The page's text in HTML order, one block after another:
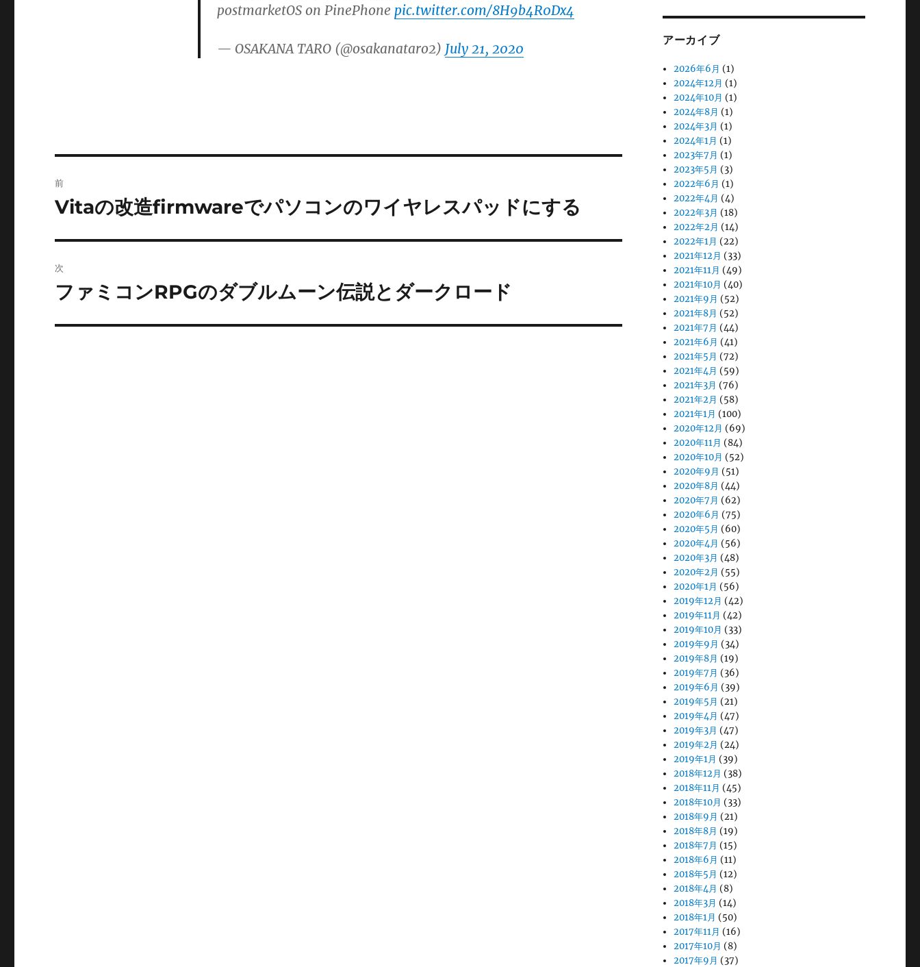
postmarketOS on PinePhone pic.twitter.com/8H9b4R0Dx4
— OSAKANA TARO (@osakanataro2) July 21, 2020
稿
ゲ
前
前
投
稿:
Vitaの改造firmwareでパソコンのワイヤレスパッドにする
次
次
投
ファミコンRPGのダブルムーン伝説とダークロード
アーカイブ
2026年6月 (1)
2024年12月 (1)
2024年10月 (1)
2024年8月 (1)
2024年3月 (1)
2024年1月 (1)
2023年7月 (1)
2023年5月 (3)
2022年6月 (1)
2022年4月 (4)
2022年3月 (18)
2022年2月 (14)
2022年1月 (22)
2021年12月 (33)
2021年11月 (49)
2021年10月 (40)
2021年9月 (52)
2021年8月 (52)
2021年7月 (44)
2021年6月 (41)
2021年5月 (72)
2021年4月 (59)
2021年3月 (76)
2021年2月 (58)
2021年1月 (100)
2020年12月 (69)
2020年11月 (84)
2020年10月 (52)
2020年9月 (51)
2020年8月 (44)
2020年7月 (62)
2020年6月 (75)
2020年5月 (60)
2020年4月 (56)
2020年3月 (48)
2020年2月 (55)
2020年1月 (56)
2019年12月 (42)
2019年11月 (42)
2019年10月 (33)
2019年9月 (34)
2019年8月 (19)
2019年7月 (36)
2019年6月 (39)
2019年5月 (21)
2019年4月 (47)
2019年3月 (47)
2019年2月 (24)
2019年1月 (39)
2018年12月 (38)
2018年11月 (45)
2018年10月 (33)
2018年9月 (21)
2018年8月 (19)
2018年7月 (15)
2018年6月 (11)
2018年5月 (12)
2018年4月 (8)
2018年3月 (14)
2018年1月 (50)
2017年11月 (16)
2017年10月 (8)
2017年9月 (37)